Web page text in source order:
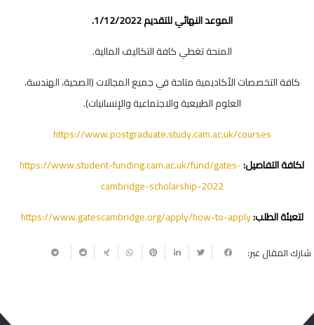
الموعد النهائي للتقديم 1/12/2022.
المنحة تغطي كافة التكاليف المالية.
كافة التخصصات الأكاديمية متاحة في جميع المجالات (الصحية، الهندسة،
العلوم الطبيعية والاجتماعية والإنسانيات).
https://www.postgraduate.study.cam.ac.uk/courses
لكافة التفاصيل:https://www.student-funding.cam.ac.uk/fund/gates-
cambridge-scholarship-2022
لتعبئة الطلب:https://www.gatescambridge.org/apply/how-to-apply
شارك المقال عبر: